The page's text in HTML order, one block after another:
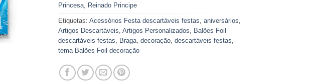
Princesa Reinado Principe
Etiquetas:Acessórios Festa descartáveis festas ,aniversários
Artigos Descartáveis ,Artigos Personalizados
Balões Foil
descartáveis festas
Braga ,decoração ,descartáveis festas
tema Balões Foil decoração